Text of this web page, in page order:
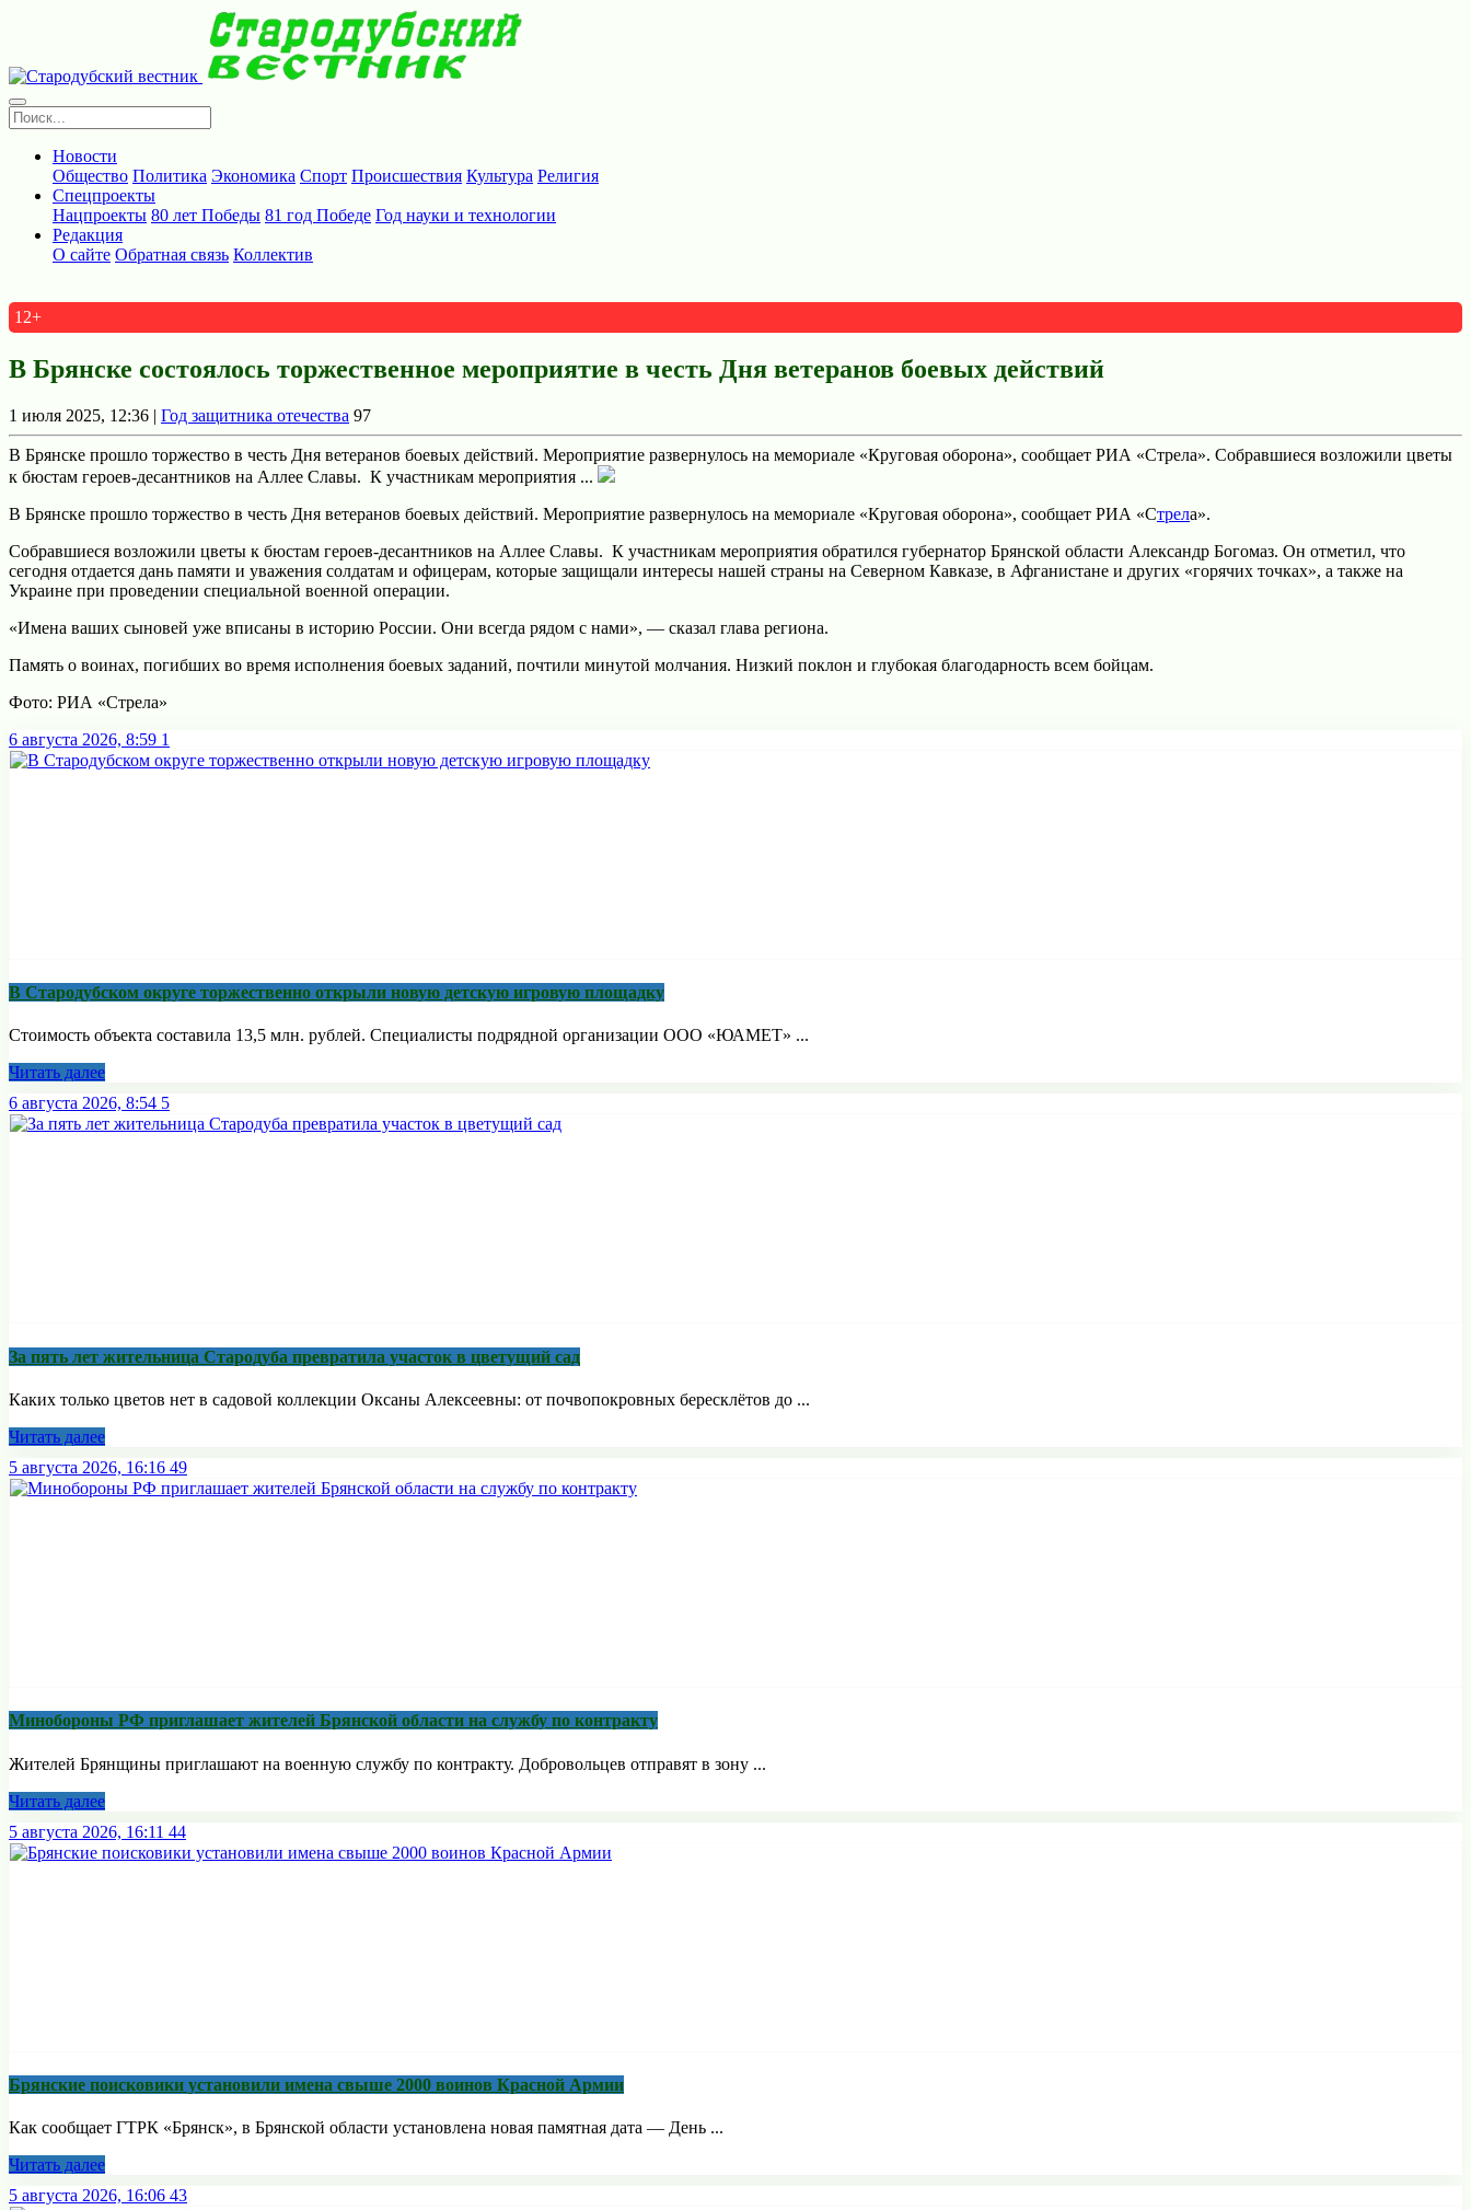
Новости
Общество Политика Экономика Спорт Происшествия Культура Религия
Спецпроекты
Нацпроекты 80 лет Победы 81 год Победе Год науки и технологии
Редакция
О сайте Обратная связь Коллектив
12+
В Брянске состоялось торжественное мероприятие в честь Дня ветеранов боевых действий
1 июля 2025, 12:36 | Год защитника отечества 97
В Брянске прошло торжество в честь Дня ветеранов боевых действий. Мероприятие развернулось на мемориале «Круговая оборона», сообщает РИА «Стрела». Собравшиеся возложили цветы
к бюстам героев-десантников на Аллее Славы. К участникам мероприятия ...
В Брянске прошло торжество в честь Дня ветеранов боевых действий. Мероприятие развернулось на мемориале «Круговая оборона», сообщает РИА «Стрела».
Собравшиеся возложили цветы к бюстам героев-десантников на Аллее Славы. К участникам мероприятия обратился губернатор Брянской области Александр Богомаз. Он отметил, что
сегодня отдается дань памяти и уважения солдатам и офицерам, которые защищали интересы нашей страны на Северном Кавказе, в Афганистане и других «горячих точках», а также на
Украине при проведении специальной военной операции.
«Имена ваших сыновей уже вписаны в историю России. Они всегда рядом с нами», — сказал глава региона.
Память о воинах, погибших во время исполнения боевых заданий, почтили минутой молчания. Низкий поклон и глубокая благодарность всем бойцам.
Фото: РИА «Стрела»
6 августа 2026, 8:59 1
В Стародубском округе торжественно открыли новую детскую игровую площадку
Стоимость объекта составила 13,5 млн. рублей. Специалисты подрядной организации ООО «ЮАМЕТ» ...
Читать далее
6 августа 2026, 8:54 5
За пять лет жительница Стародуба превратила участок в цветущий сад
Каких только цветов нет в садовой коллекции Оксаны Алексеевны: от почвопокровных бересклётов до ...
Читать далее
5 августа 2026, 16:16 49
Минобoроны РФ приглaшaет житeлeй Брянской области на службу по контракту
Жителей Брянщины приглашают на военную службу по контракту. Добровольцев отправят в зону ...
Читать далее
5 августа 2026, 16:11 44
Брянские поисковики установили имена свыше 2000 воинов Красной Армии
Как сообщает ГТРК «Брянск», в Брянской области установлена новая памятная дата — День ...
Читать далее
5 августа 2026, 16:06 43